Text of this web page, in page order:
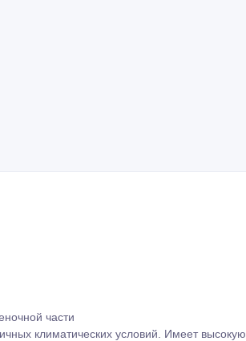
части
климатических условий. Имеет высокую